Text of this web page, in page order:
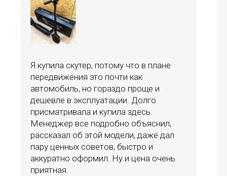
Я купила скутер, потому что в плане
передвижения это почти как
автомобиль, но гораздо проще и
дешевле в эксплуатации. Долго
присматривала и купила здесь.
Менеджер все подробно объяснил,
рассказал об этой модели, даже дал
пару ценных советов, быстро и
аккуратно оформил. Ну и цена очень
приятная.